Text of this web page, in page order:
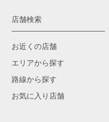
店舗検索
お近くの店舗
エリアから探す
路線から探す
お気に入り店舗